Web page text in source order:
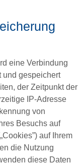
eine Verbindung
und gespeichert
der Zeitpunkt der
IP-Adresse
von
Besuchs auf
auf Ihrem
die Nutzung
diese Daten